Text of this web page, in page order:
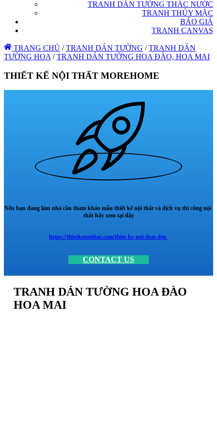
TRANH DÁN TƯỜNG THÁC NƯỚC
TRANH THỦY MẶC
BÁO GIÁ
TRANH CANVAS
TRANG CHỦ / TRANH DÁN TƯỜNG / TRANH DÁN
TƯỜNG HOA / TRANH DÁN TƯỜNG HOA ĐÀO, HOA MAI
THIẾT KẾ NỘI THẤT MOREHOME
Nếu bạn đang làm nhà cần tham khảo mẫu thiết kế nội thất và dịch vụ thi công nội
thất hãy xem tại đây
https://thietkenoithat.com/thiet-ke-noi-that-dep
CONTACT US
TRANH DÁN TƯỜNG HOA ĐÀO
HOA MAI